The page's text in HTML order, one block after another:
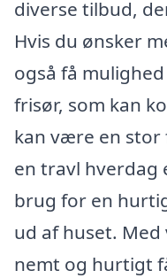
diverse tilbud,
Hvis du ønsker
også få
frisør, som kan
kan være en
en travl hverdag
brug for en
ud af huset.
nemt og hurtigt